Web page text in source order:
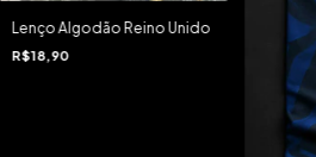
Lenço Algodão Reino Unido
R$18,90